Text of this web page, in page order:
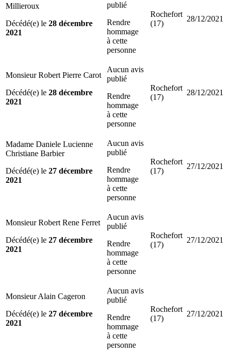
Millieroux
Décédé(e) le 28 décembre
2021
publié
Rendre
hommage
à cette
personne
Rochefort
(17)
28/12/2021
Monsieur Robert Pierre Carot
Décédé(e) le 28 décembre
2021
Aucun avis
publié
Rendre
hommage
à cette
personne
Rochefort
(17)
28/12/2021
Madame Daniele Lucienne
Christiane Barbier
Décédé(e) le 27 décembre
2021
Aucun avis
publié
Rendre
hommage
à cette
personne
Rochefort
(17)
27/12/2021
Monsieur Robert Rene Ferret
Décédé(e) le 27 décembre
2021
Aucun avis
publié
Rendre
hommage
à cette
personne
Rochefort
(17)
27/12/2021
Monsieur Alain Cageron
Décédé(e) le 27 décembre
2021
Aucun avis
publié
Rendre
hommage
à cette
personne
Rochefort
(17)
27/12/2021